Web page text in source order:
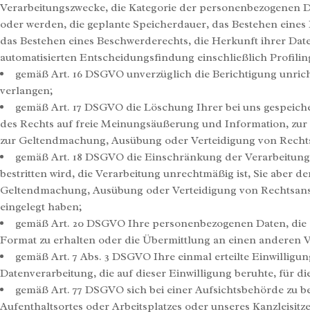
Verarbeitungszwecke, die Kategorie der
oder werden, die geplante Speicherdauer, das Bestehen
das Bestehen eines Beschwerderechts, die Herkunft ihrer
automatisierten Entscheidungsfindung einschließlich
gemäß Art. 16 DSGVO unverzüglich die Berichtigung
verlangen;
gemäß Art. 17 DSGVO die Löschung Ihrer bei uns
des Rechts auf freie Meinungsäußerung und Information,
zur Geltendmachung, Ausübung oder Verteidigung von
gemäß Art. 18 DSGVO die Einschränkung der
bestritten wird, die Verarbeitung unrechtmäßig ist, Sie aber
Geltendmachung, Ausübung oder Verteidigung von
eingelegt haben;
gemäß Art. 20 DSGVO Ihre personenbezogenen Daten,
Format zu erhalten oder die Übermittlung an einen anderen
gemäß Art. 7 Abs. 3 DSGVO Ihre einmal erteilte
Datenverarbeitung, die auf dieser Einwilligung beruhte, für
gemäß Art. 77 DSGVO sich bei einer Aufsichtsbehörde
Aufenthaltsortes oder Arbeitsplatzes oder unseres